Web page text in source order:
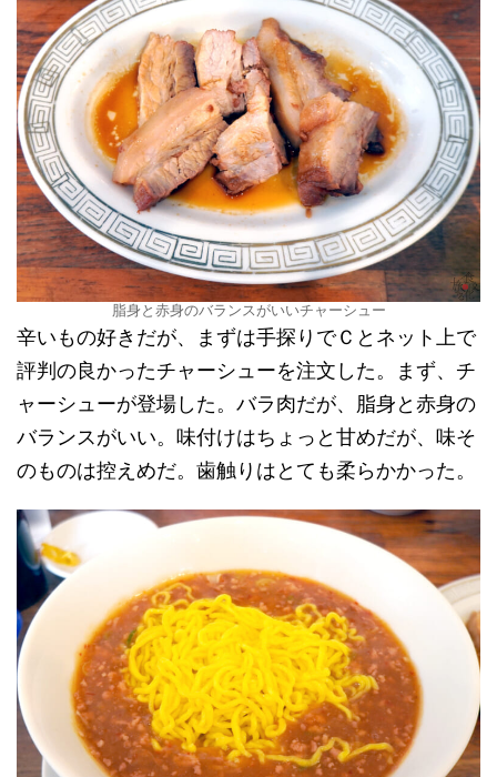
脂身と赤身のバランスがいいチャーシュー
辛いもの好きだが、まずは手探りでＣとネット上で
評判の良かったチャーシューを注文した。まず、チ
ャーシューが登場した。バラ肉だが、脂身と赤身の
バランスがいい。味付けはちょっと甘めだが、味そ
のものは控えめだ。歯触りはとても柔らかかった。